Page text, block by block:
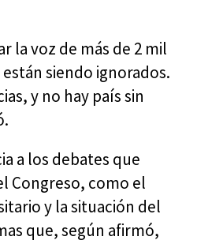
la voz de más de 2 mil
siendo ignorados.
y no hay país sin
a los debates que
Congreso, como el
y la situación del
que, según afirmó,